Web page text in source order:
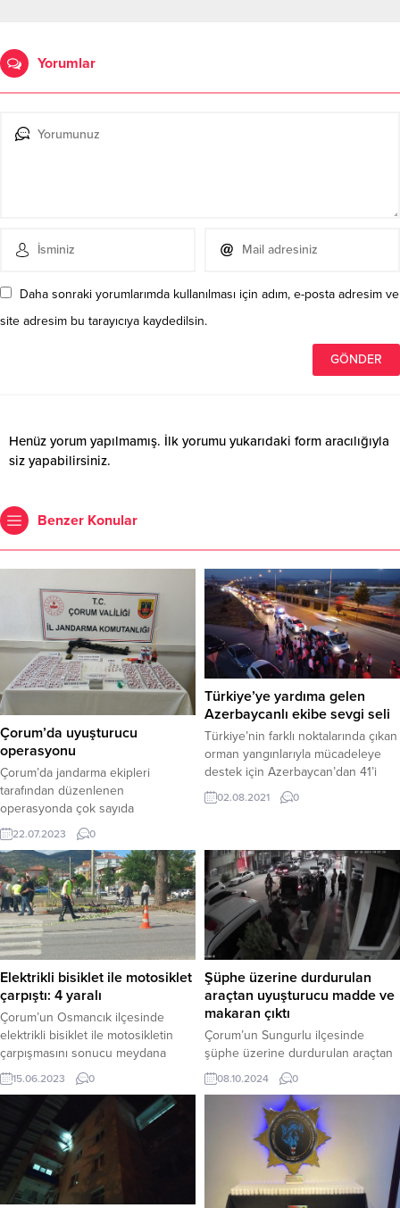
Yorumlar
Daha sonraki yorumlarımda kullanılması için adım, e-posta adresim ve
site adresim bu tarayıcıya kaydedilsin.
Henüz yorum yapılmamış. İlk yorumu yukarıdaki form aracılığıyla
siz yapabilirsiniz.
Benzer Konular
Çorum’da uyuşturucu
operasyonu
Çorum’da jandarma ekipleri
tarafından düzenlenen
operasyonda çok sayıda
uyuşturucu madde ile ruhsatsız av
tüfeği ele geçirildi.Edinilen bilgiye
göre, İl Jandarma Komutanlığı
ekipleri tarafından uyuşturucu
madde kullanımının önlenmesine
yönelik yürütülen çalışmalar
çerçevesinde Merkez’e bağlı bir
köyde düzenlenen operasyonda,
şüpheli şahsın ev ve eklentilerinde
yapılan aramalarda Bin 810 adet
Galara, 300 mg...
22.07.2023 0
Türkiye’ye yardıma gelen
Azerbaycanlı ekibe sevgi seli
Türkiye’nin farklı noktalarında çıkan
orman yangınlarıyla mücadeleye
destek için Azerbaycan’dan 41’i
itfaiye aracı olmak üzere toplam 55
araçla gelen 306 kişilik ekip,
yangınlarıyla mücadeleye destek
için Azerbaycan’dan 306 kişilik
ekip Türkiye’ye geldi. 41’i itfaiye
aracı olmak üzere toplam 55 araçla
Sarp Sınır Kapısı’ndan giriş...
02.08.2021 0
Elektrikli bisiklet ile motosiklet
çarpıştı: 4 yaralı
Çorum’un Osmancık ilçesinde
elektrikli bisiklet ile motosikletin
çarpışmasını sonucu meydana
gelen kazada 4 kişi yaralandı.Kaza,
D-100 karayolu Ömer Derindere
Bulvarında meydana geldi. Edinilen
bilgilere göre, İstanbul
istikametinden Samsun istikametine
seyir halinde olan Mehmet G.
yönetimindeki 06 M 8492 plakalı
motosiklet ile aynı bulvarda yaya
15.06.2023 0
Şüphe üzerine durdurulan
araçtan uyuşturucu madde ve
makaran çıktı
Çorum’un Sungurlu ilçesinde
şüphe üzerine durdurulan araçtan
uyuşturucu madde ve makaron ele
geçirildi. Sungurlu İlçe Emniyet
Müdürlüğü tarafından kentte ve
huzurun sağlanmasına yönelik şok
uygulamalar devam ediyor. Emniyet
Müdürlüğü tarafından seri halinde
gerçekleştirilen huzur uygulamaları
vatandaş tarafından da takdirle
08.10.2024 0